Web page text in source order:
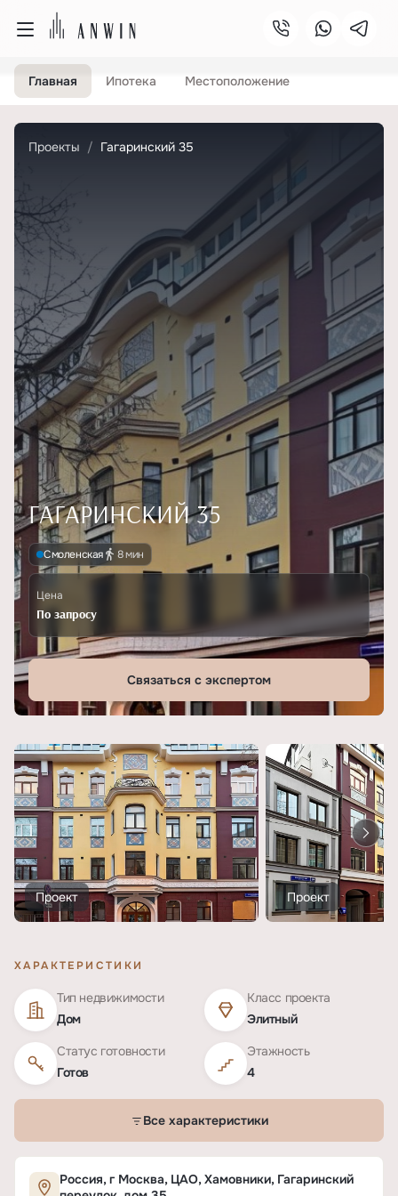
Главная Ипотека Местоположение
Проекты Гагаринский 35
ГАГАРИНСКИЙ 35
Смоленская 8 мин
Цена
По запросу
Связаться с экспертом
Проект Проект
ХАРАКТЕРИСТИКИ
Тип недвижимости
Дом
Класс проекта
Элитный
Статус готовности
Готов
Этажность
4
Все характеристики
Характеристики ЖК «Гагаринский 35»
Россия, г Москва, ЦАО, Хамовники, Гагаринский